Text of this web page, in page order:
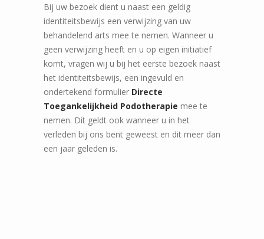
Bij uw bezoek dient u naast een geldig
identiteitsbewijs een verwijzing van uw
behandelend arts mee te nemen. Wanneer u
geen verwijzing heeft en u op eigen initiatief
komt, vragen wij u bij het eerste bezoek naast
het identiteitsbewijs, een ingevuld en
ondertekend formulier Directe
Toegankelijkheid Podotherapie mee te
nemen. Dit geldt ook wanneer u in het
verleden bij ons bent geweest en dit meer dan
een jaar geleden is.